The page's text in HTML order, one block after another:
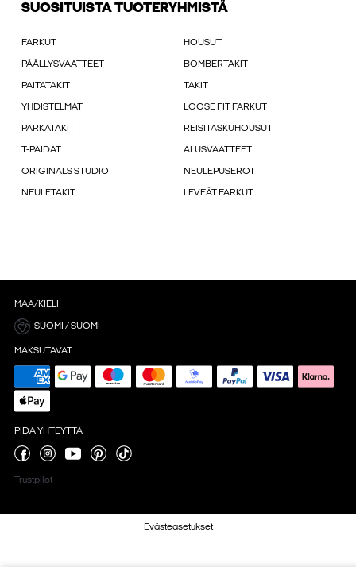
SUOSITUISTA TUOTERYHMISTÄ
FARKUT HOUSUT
PÄÄLLYSVAATTEET BOMBERTAKIT
PAITATAKIT TAKIT
YHDISTELMÄT LOOSE FIT FARKUT
PARKATAKIT REISITASKUHOUSUT
T-PAIDAT ALUSVAATTEET
ORIGINALS STUDIO NEULEPUSEROT
NEULETAKIT LEVEÄT FARKUT
MAA/KIELI
SUOMI / SUOMI
MAKSUTAVAT
PIDÄ YHTEYTTÄ
Trustpilot
Evästeasetukset